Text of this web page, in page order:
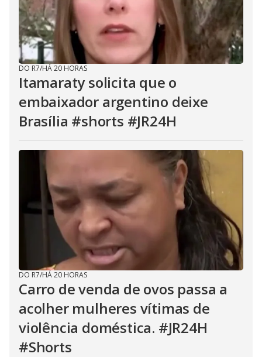
DO R7/HÁ 20 HORAS
Itamaraty solicita que o
embaixador argentino deixe
Brasília #shorts #JR24H
DO R7/HÁ 20 HORAS
Carro de venda de ovos passa a
acolher mulheres vítimas de
violência doméstica. #JR24H
#Shorts